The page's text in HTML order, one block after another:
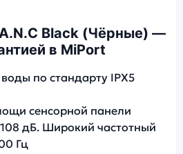
Black (Чёрные) —
в MiPort
по стандарту IPХ5
сенсорной панели
дБ. Широкий частотный
Гц